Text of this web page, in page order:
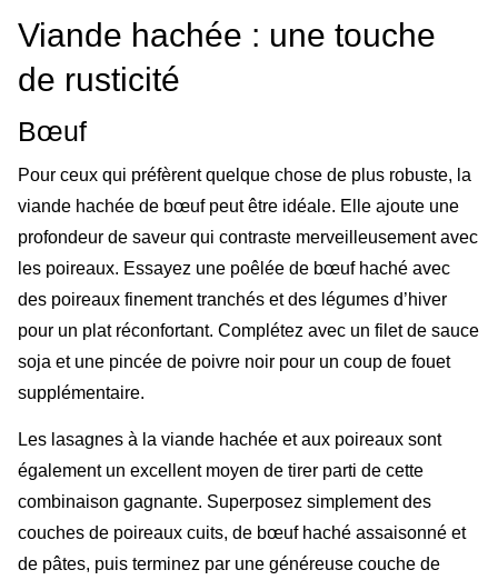
Viande hachée : une touche
de rusticité
Bœuf
Pour ceux qui préfèrent quelque chose de plus robuste, la
viande hachée de bœuf peut être idéale. Elle ajoute une
profondeur de saveur qui contraste merveilleusement avec
les poireaux. Essayez une poêlée de bœuf haché avec
des poireaux finement tranchés et des légumes d’hiver
pour un plat réconfortant. Complétez avec un filet de sauce
soja et une pincée de poivre noir pour un coup de fouet
supplémentaire.
Les lasagnes à la viande hachée et aux poireaux sont
également un excellent moyen de tirer parti de cette
combinaison gagnante. Superposez simplement des
couches de poireaux cuits, de bœuf haché assaisonné et
de pâtes, puis terminez par une généreuse couche de